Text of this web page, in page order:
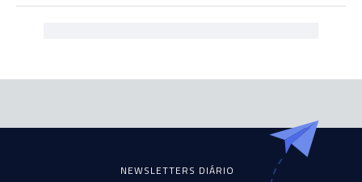
NEWSLETTERS DIÁRIO